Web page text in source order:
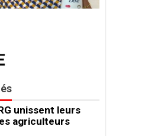
unissent leurs
agriculteurs